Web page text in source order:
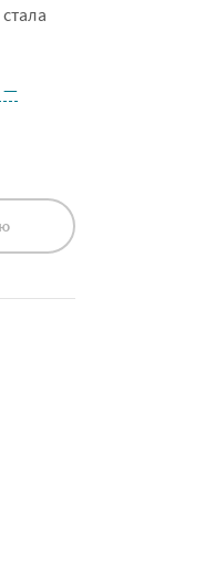
—